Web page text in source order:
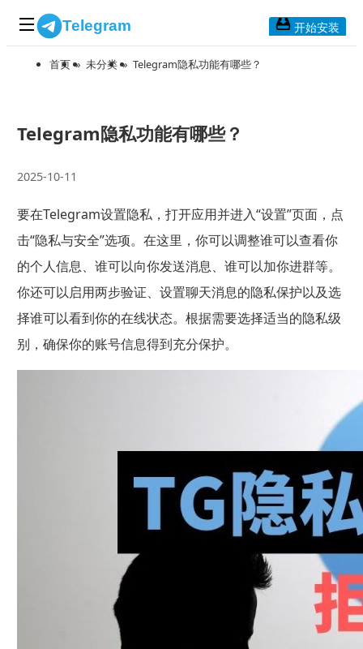
Telegram
应用下载
Telegram Mac版
Telegram安卓版
Telegram Web版
开始安装
首页 » 未分类 » Telegram隐私功能有哪些？
Telegram隐私功能有哪些？
2025-10-11
要在Telegram设置隐私，打开应用并进入“设置”页面，点
击“隐私与安全”选项。在这里，你可以调整谁可以查看你
的个人信息、谁可以向你发送消息、谁可以加你进群等。
你还可以启用两步验证、设置聊天消息的隐私保护以及选
择谁可以看到你的在线状态。根据需要选择适当的隐私级
别，确保你的账号信息得到充分保护。